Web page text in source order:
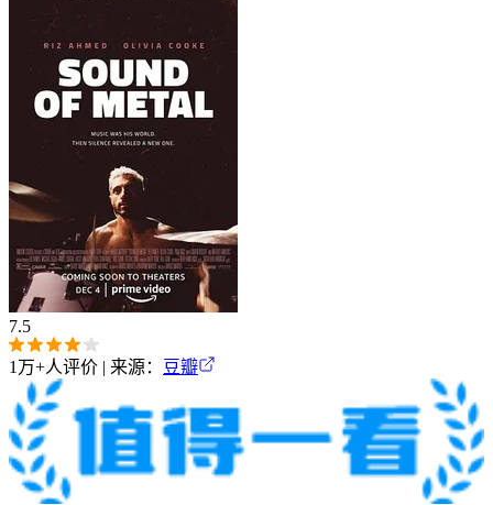
7.5
1万+人评价 | 来源： 豆瓣